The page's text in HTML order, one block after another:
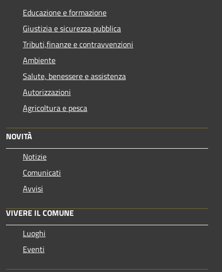
Educazione e formazione
Giustizia e sicurezza pubblica
Tributi,finanze e contravvenzioni
Ambiente
Salute, benessere e assistenza
Autorizzazioni
Agricoltura e pesca
NOVITÀ
Notizie
Comunicati
Avvisi
VIVERE IL COMUNE
Luoghi
Eventi